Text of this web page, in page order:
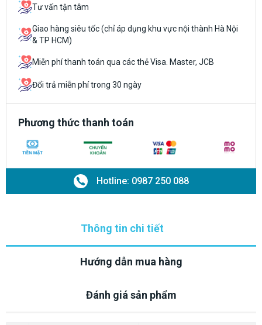
Tư vấn tận tâm
Giao hàng siêu tốc (chỉ áp dụng khu vực nội thành Hà Nội
& TP HCM)
Miễn phí thanh toán qua các thẻ Visa. Master, JCB
Đổi trả miễn phí trong 30 ngày
Phương thức thanh toán
Hotline: 0987 250 088
Thông tin chi tiết
Hướng dẫn mua hàng
Đánh giá sản phẩm